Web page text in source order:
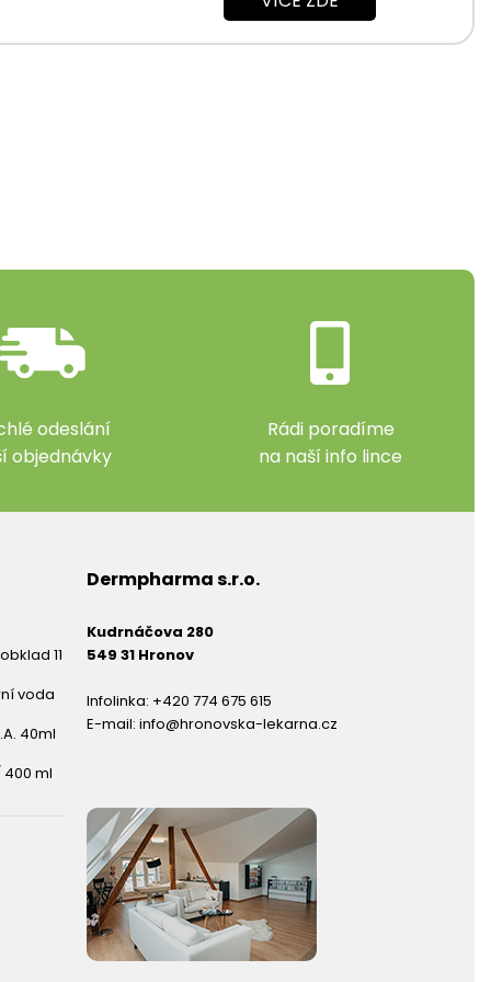
odeslání
objednávky
Rádi poradíme
na naší info lince
11
voda
40ml
400 ml
Dermpharma s.r.o.
Kudrnáčova 280
549 31 Hronov
Infolinka: +420 774 675 615
E-mail: info@hronovska-lekarna.cz